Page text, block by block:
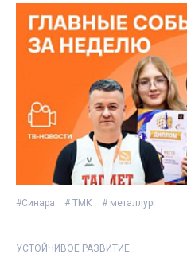
#Синара # ТМК # металлург
УСТОЙЧИВОЕ РАЗВИТИЕ